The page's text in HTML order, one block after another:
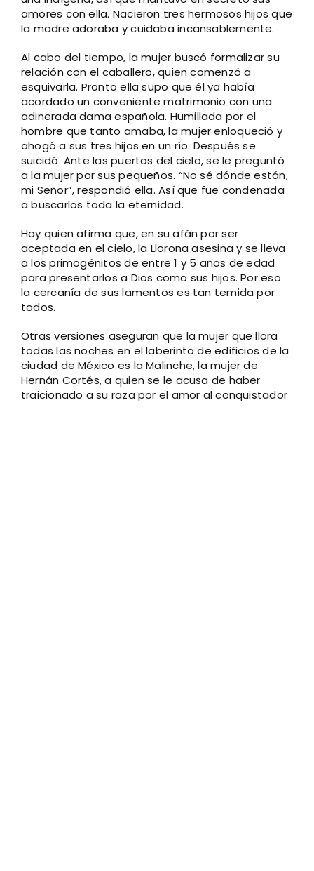
amores con ella. Nacieron tres hermosos hijos que
la madre adoraba y cuidaba incansablemente.
Al cabo del tiempo, la mujer buscó formalizar su
relación con el caballero, quien comenzó a
esquivarla. Pronto ella supo que él ya había
acordado un conveniente matrimonio con una
adinerada dama española. Humillada por el
hombre que tanto amaba, la mujer enloqueció y
ahogó a sus tres hijos en un río. Después se
suicidó. Ante las puertas del cielo, se le preguntó
a la mujer por sus pequeños. “No sé dónde están,
mi Señor”, respondió ella. Así que fue condenada
a buscarlos toda la eternidad.
Hay quien afirma que, en su afán por ser
aceptada en el cielo, la Llorona asesina y se lleva
a los primogénitos de entre 1 y 5 años de edad
para presentarlos a Dios como sus hijos. Por eso
la cercanía de sus lamentos es tan temida por
todos.
Otras versiones aseguran que la mujer que llora
todas las noches en el laberinto de edificios de la
ciudad de México es la Malinche, la mujer de
Hernán Cortés, a quien se le acusa de haber
traicionado a su raza por el amor al conquistador